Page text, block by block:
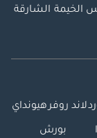
الخيمة الشارقة
لاند روفرهيونداي
بورش